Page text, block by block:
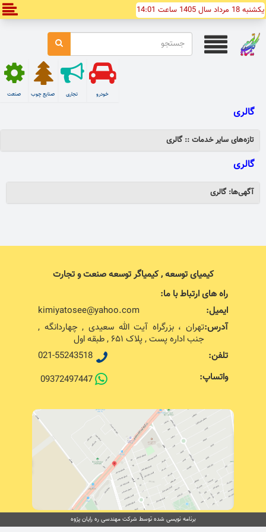
یکشنبه 18 مرداد سال 1405 ساعت 14:01
صنعت صنایع چوب تجاری خودرو
گالری
تازه‌های ساير خدمات :: گالری
گالری
آگهی‌ها: گالری
کیمیای توسعه , کیمیاگر توسعه صنعت و تجارت
راه های ارتباط با ما:
ایمیل:
kimiyatosee@yahoo.com
آدرس:تهران ، بزرگراه آیت الله سعیدی , چهاردانگه ,
جنب اداره پست , پلاک ۶۵۱ , طبقه اول
تلفن:
021-55243518
واتساپ:
09372497447
برنامه نویسی شده توسط شرکت مهندسی ره رایان پژوه